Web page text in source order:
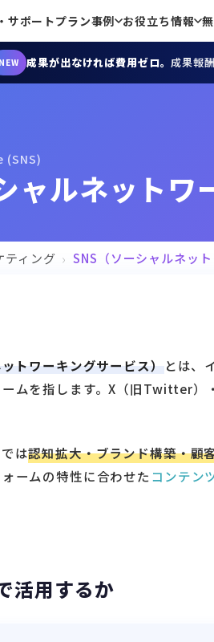
NEW 成果が出なければ費用ゼロ。成果報
サポートプラン事例 お役立ち情報
ャルネットワ
ティング SNS（ソーシャルネッ
トワーキングサービス）
とは、
ームを指します。X（旧Twitter
は認知拡大・ブランド構築・顧
ームの特性に合わせた コンテン
活用するか